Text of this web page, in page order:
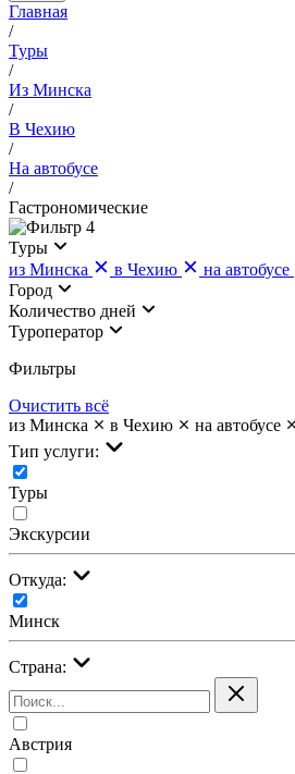
Главная
/
Туры
/
Из Минска
/
В Чехию
/
На автобусе
/
Гастрономические
4
Туры
из Минска
в Чехию на автобусе
Город
Количество дней
Туроператор
Фильтры
Очистить всё
из Минска
в Чехию на автобусе
Тип услуги:
Туры
Экскурсии
Откуда:
Минск
Страна:
Австрия